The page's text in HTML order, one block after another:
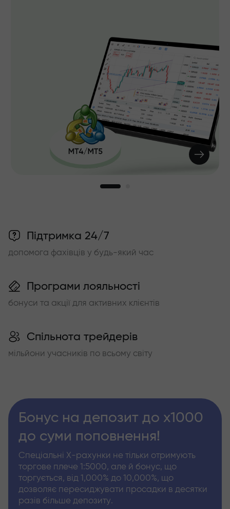
Підтримка 24/7
допомога фахівців у будь-який час
Програми лояльності
бонуси та акції для активних клієнтів
Спільнота трейдерів
мільйони учасників по всьому світу
Бонус на депозит до х1000
до суми поповнення!
Спеціальні Х-рахунки не тільки отримують
торгове плече 1:5000, але й бонус, що
торгується, від 1,000% до 10,000%, що
дозволяє пересиджувати просадки в десятки
разів більше депозиту.